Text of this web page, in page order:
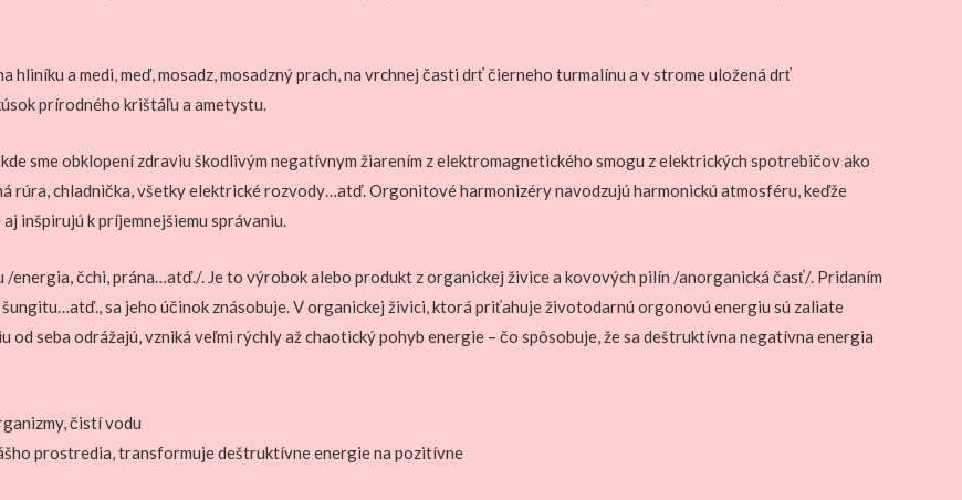
a medi, meď, mosadz, mosadzný prach, na vrchnej časti drť čierneho turmalínu a v strome uložená drť
prírodného krištáľu a ametystu.
sme obklopení zdraviu škodlivým negatívnym žiarením z elektromagnetického smogu z elektrických spotrebičov ako
rúra, chladnička, všetky elektrické rozvody…atď. Orgonitové harmonizéry navodzujú harmonickú atmosféru, keďže
inšpirujú k príjemnejšiemu správaniu.
/energia, čchi, prána…atď./. Je to výrobok alebo produkt z organickej živice a kovových pilín /anorganická časť/. Pridaním
sa jeho účinok znásobuje. V organickej živici, ktorá priťahuje životodarnú orgonovú energiu sú zaliate
seba odrážajú, vzniká veľmi rýchly až chaotický pohyb energie – čo spôsobuje, že sa deštruktívna negatívna energia
čistí vodu
prostredia, transformuje deštruktívne energie na pozitívne